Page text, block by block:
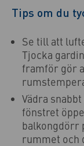
Tips om du
Se till att
Tjocka
framför gör
Vädra
fönstret
balkongdörr
rummet och